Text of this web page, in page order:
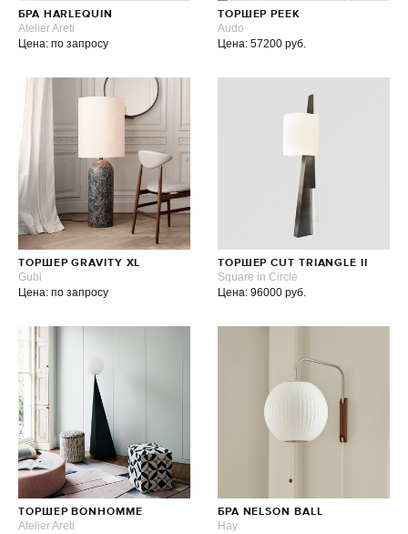
БРА HARLEQUIN
Atelier Areti
Цена: по запросу
ТОРШЕР PEEK
Audo
Цена: 57200 руб.
ТОРШЕР GRAVITY XL
Gubi
Цена: по запросу
ТОРШЕР CUT TRIANGLE II
Square in Circle
Цена: 96000 руб.
ТОРШЕР BONHOMME
Atelier Areti
БРА NELSON BALL
Hay